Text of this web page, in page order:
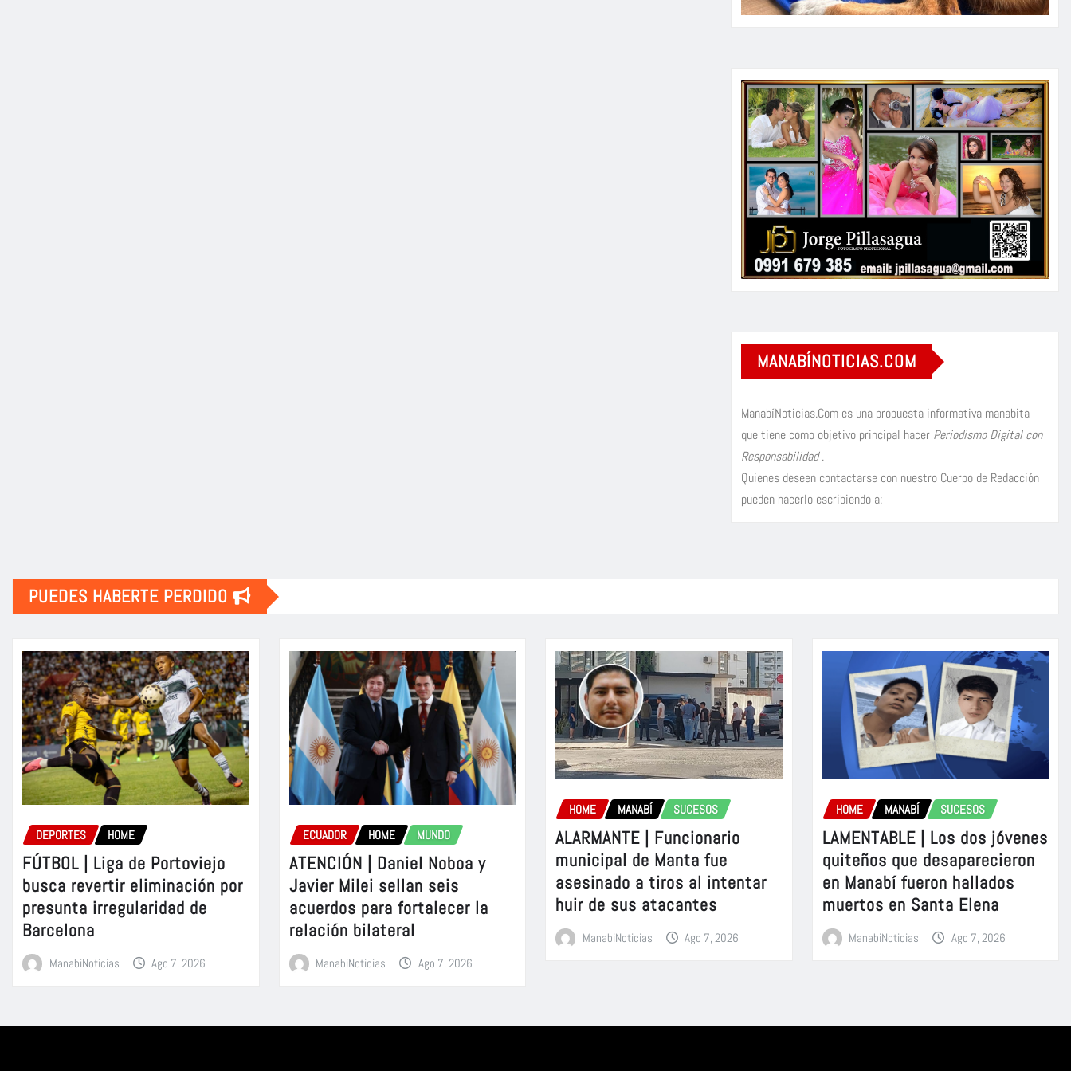
MANABÍNOTICIAS.COM
ManabíNoticias.Com es una propuesta informativa manabita
que tiene como objetivo principal hacer Periodismo Digital con
Responsabilidad.
Quienes deseen contactarse con nuestro Cuerpo de Redacción
pueden hacerlo escribiendo a:
PUEDES HABERTE PERDIDO
DEPORTES HOME
FÚTBOL | Liga de Portoviejo
busca revertir eliminación por
presunta irregularidad de
Barcelona
ManabiNoticias Ago 7, 2026
ECUADOR HOME MUNDO
ATENCIÓN | Daniel Noboa y
Javier Milei sellan seis
acuerdos para fortalecer la
relación bilateral
ManabiNoticias Ago 7, 2026
HOME MANABÍ SUCESOS
ALARMANTE | Funcionario
municipal de Manta fue
asesinado a tiros al intentar
huir de sus atacantes
ManabiNoticias Ago 7, 2026
HOME MANABÍ SUCESOS
LAMENTABLE | Los dos jóvenes
quiteños que desaparecieron
en Manabí fueron hallados
muertos en Santa Elena
ManabiNoticias Ago 7, 2026